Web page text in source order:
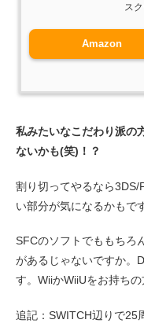
ス
Amazon
私みたいなこだわり派の
ないかも(笑)！？
割り切ってやるなら3DS/
い部分が気になるかもで
SFCのソフトでももちろ
があるじゃないですか。
す。WiiかWiiUをお持ちの
追記：SWITCH辺りで25